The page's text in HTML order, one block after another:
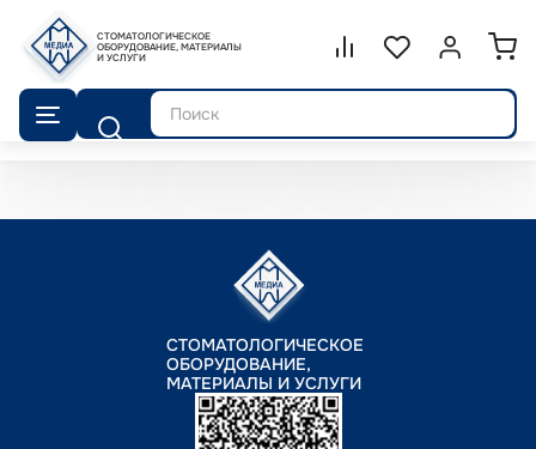
СТОМАТОЛОГИЧЕСКОЕ
ОБОРУДОВАНИЕ, МАТЕРИАЛЫ
И УСЛУГИ
Сравнение.
СписокВойти или
Поиск
СТОМАТОЛОГИЧЕСКОЕ
ОБОРУДОВАНИЕ,
МАТЕРИАЛЫ И УСЛУГИ